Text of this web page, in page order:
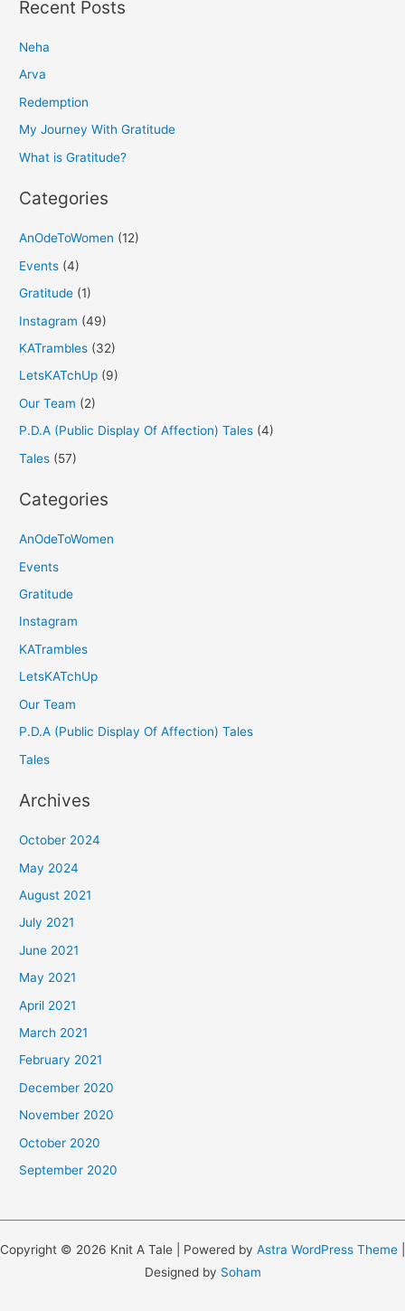
c
h
f
o
Recent Posts
Neha
Arva
Redemption
My Journey With Gratitude
What is Gratitude?
Categories
AnOdeToWomen (12)
Events (4)
Gratitude (1)
Instagram (49)
KATrambles (32)
LetsKATchUp (9)
Our Team (2)
P.D.A (Public Display Of Affection) Tales (4)
Tales (57)
Categories
AnOdeToWomen
Events
Gratitude
Instagram
KATrambles
LetsKATchUp
Our Team
P.D.A (Public Display Of Affection) Tales
Tales
Archives
October 2024
May 2024
August 2021
July 2021
June 2021
May 2021
April 2021
March 2021
February 2021
December 2020
November 2020
October 2020
September 2020
Copyright © 2026 Knit A Tale | Powered by Astra WordPress Theme
Designed by Soham